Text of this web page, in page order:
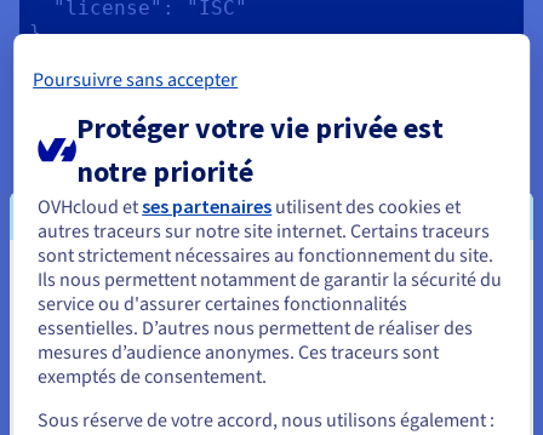
}
Un fichier package.json a été créé dans le dossier nodejs-pg-
example :
{ "name": "nodejs-pg-example",
"version": "1.0.0", "description":
"Example project to access PostgreSQL
from a Node.js application", "main":
"index.js", "scripts": { "test": "echo
\"Error: no test specified\" && exit 1"
}, "author": "OVHcloud", "license":
"ISC" }
Vous semblez être localisé en États-
Unis.
Pour commander, rendez-vous sur le site de votre pays (États-
Unis) et créez un compte.
Poursuivre sans accepter
Protéger votre vie privée est
notre priorité
OVHcloud etses partenaires utilisent des cookies et
autres traceurs sur notre site internet. Certains traceurs
sont strictement nécessaires au fonctionnement du site.
Ils nous permettent notamment de garantir la sécurité du
service ou d'assurer certaines fonctionnalités
essentielles. D’autres nous permettent de réaliser des
mesures d’audience anonymes. Ces traceurs sont
exemptés de consentement.
Sous réserve de votre accord, nous utilisons également :